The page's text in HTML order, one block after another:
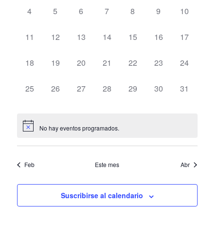
vistas
Eventos
0
4
0
5
0
6
0
7
0
8
0
9
0
10
0
11
0
12
0
13
0
14
0
15
0
16
0
17
0
18
0
19
0
20
0
21
0
22
0
23
0
24
0
25
0
26
0
27
0
28
0
29
0
30
0
31
No hay eventos programados.
Feb Este mes Abr
Suscribirse al calendario